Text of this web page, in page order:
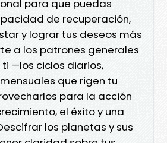
para que puedas
de recuperación,
y lograr tus deseos más
a los patrones generales
—los ciclos diarios,
que rigen tu
para la acción
el éxito y una
los planetas y sus